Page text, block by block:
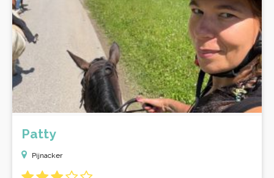
Patty
Pijnacker